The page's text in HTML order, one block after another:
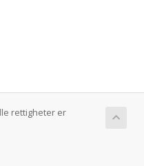
rettigheter er